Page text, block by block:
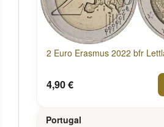
2 Euro Erasmus 2022 bfr
4,90 €
Portugal